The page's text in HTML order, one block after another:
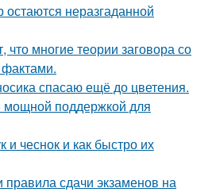
неразгаданной
что многие теории заговора со
спасаю ещё до цветения.
поддержкой для
и чеснок и как быстро их
сдачи экзаменов на